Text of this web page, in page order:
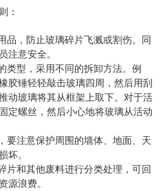
：
品，防止玻璃碎片飞溅或割伤。同
注意安全。
类型，采用不同的拆卸方法。例
胶锤轻轻敲击玻璃四周，然后用刮
动玻璃将其从框架上取下。对于活
定螺丝，然后小心地将玻璃从活动
要注意保护周围的墙体、地面、天
坏。
片和其他废料进行分类处理，可回
源浪费。